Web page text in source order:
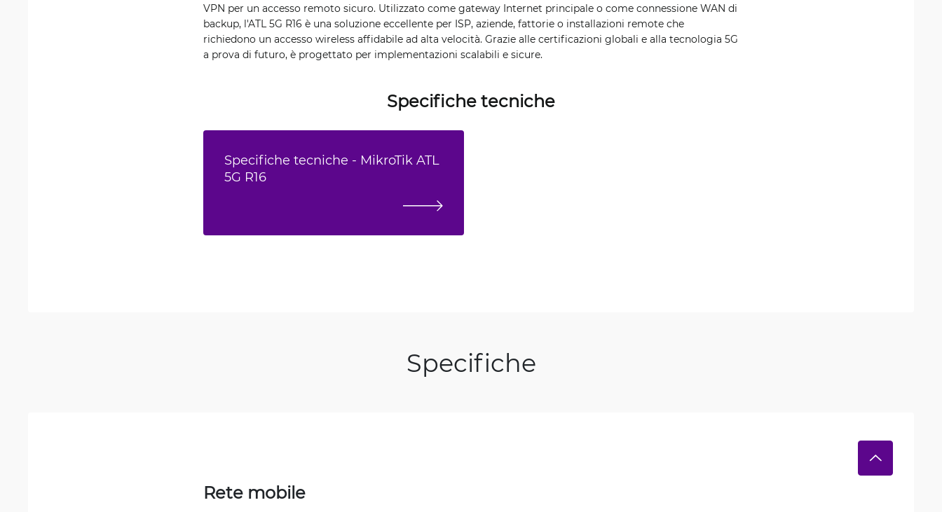
VPN per un accesso remoto sicuro. Utilizzato come gateway Internet principale o come connessione WAN di
backup, l'ATL 5G R16 è una soluzione eccellente per ISP, aziende, fattorie o installazioni remote che
richiedono un accesso wireless affidabile ad alta velocità. Grazie alle certificazioni globali e alla tecnologia 5G
a prova di futuro, è progettato per implementazioni scalabili e sicure.
Specifiche tecniche
Specifiche tecniche - MikroTik ATL
5G R16
Specifiche
Rete mobile